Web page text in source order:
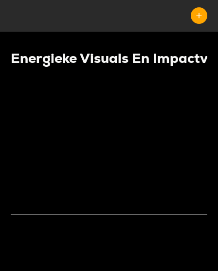
Energieke Visuals En